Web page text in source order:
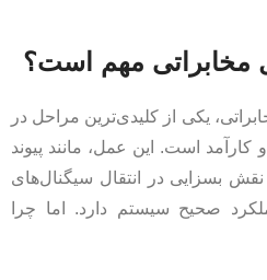
مخابراتی مهم است؟
یکی از کلیدی‌ترین مراحل در
کارآمد است. این عمل، مانند پیوند
بسزایی در انتقال سیگنال‌های
صحیح سیستم دارد. اما چرا